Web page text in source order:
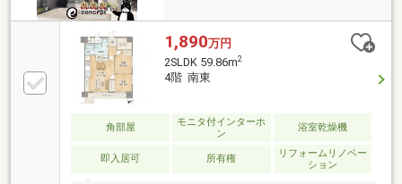
1,890万円
2SLDK 59.86m2
4階 南東
角部屋
モニタ付インターホ
ン
浴室乾燥機
即入居可 所有権
リフォームリノベー
ション